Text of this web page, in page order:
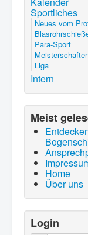
Sportliches
Neues vom
Para-Sport
Liga
Intern
Meist
Home
Über uns
Login